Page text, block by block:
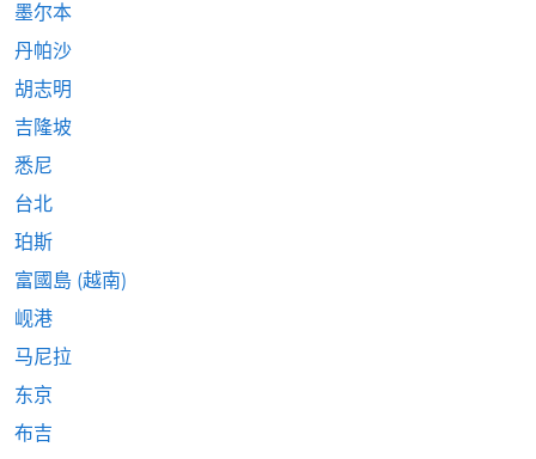
墨尔本
丹帕沙
胡志明
吉隆坡
悉尼
台北
珀斯
富國島 (越南)
岘港
马尼拉
东京
布吉